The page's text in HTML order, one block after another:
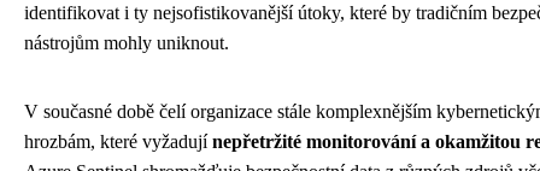
identifikovat i ty nejsofistikovanější útoky, které by tradičním
nástrojům mohly uniknout.
V současné době čelí organizace stále komplexnějším
hrozbám, které vyžadujínepřetržité monitorování a okamžitou